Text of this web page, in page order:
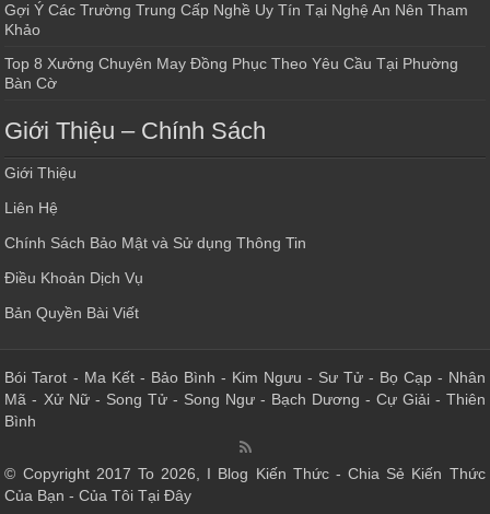
Gợi Ý Các Trường Trung Cấp Nghề Uy Tín Tại Nghệ An Nên Tham
Khảo
Top 8 Xưởng Chuyên May Đồng Phục Theo Yêu Cầu Tại Phường
Bàn Cờ
Giới Thiệu – Chính Sách
Giới Thiệu
Liên Hệ
Chính Sách Bảo Mật và Sử dụng Thông Tin
Điều Khoản Dịch Vụ
Bản Quyền Bài Viết
Bói Tarot - Ma Kết- Bảo Bình - Kim Ngưu - Sư Tử- Bọ Cạp- Nhân
Mã - Xử Nữ- Song Tử- Song Ngư- Bạch Dương - Cự Giải- Thiên
Bình
© Copyright 2017 To 2026, I Blog Kiến Thức - Chia Sẻ Kiến Thức
Của Bạn - Của Tôi Tại Đây